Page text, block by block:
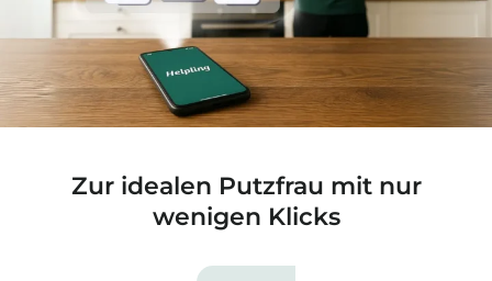
Zur idealen Putzfrau mit nur
wenigen Klicks